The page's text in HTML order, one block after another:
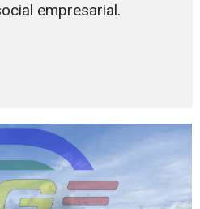
empresarial.